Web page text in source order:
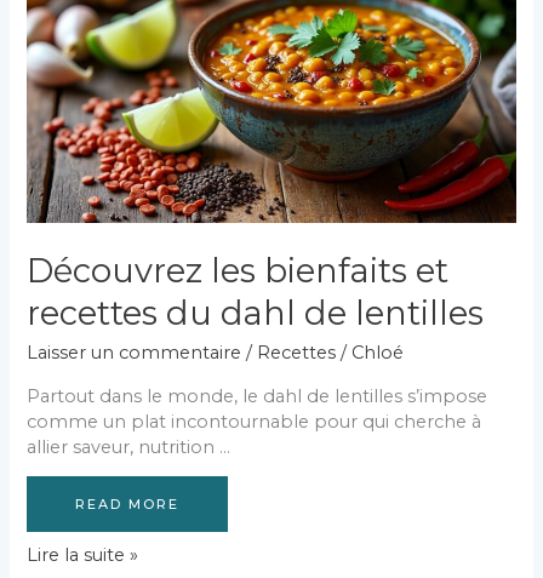
savoureuse
Découvrez les bienfaits et
recettes du dahl de lentilles
Laisser un commentaire / Recettes / Chloé
Partout dans le monde, le dahl de lentilles s’impose
comme un plat incontournable pour qui cherche à
allier saveur, nutrition …
READ MORE
Découvrez
Lire la suite »